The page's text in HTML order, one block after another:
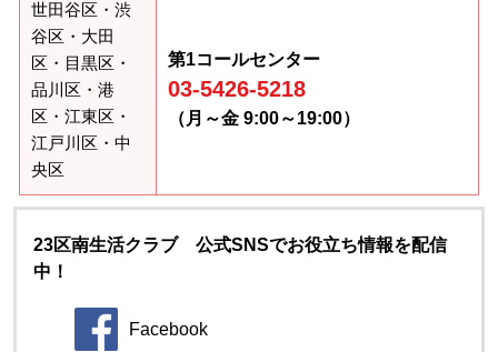
世田谷区・渋
谷区・大田
区・目黒区・
品川区・港
区・江東区・
江戸川区・中
央区
第1コールセンター
03-5426-5218
（月～金 9:00～19:00）
23区南生活クラブ 公式SNSでお役立ち情報を配信
中！
Facebook
別のウィンドウで開きます。